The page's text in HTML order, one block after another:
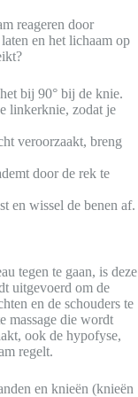
reageren door
en het lichaam op
bij 90° bij de knie.
linkerknie, zodat je
veroorzaakt, breng
door de rek te
en wissel de benen af.
tegen te gaan, is deze
uitgevoerd om de
en de schouders te
massage die wordt
ook de hypofyse,
regelt.
en knieën (knieën